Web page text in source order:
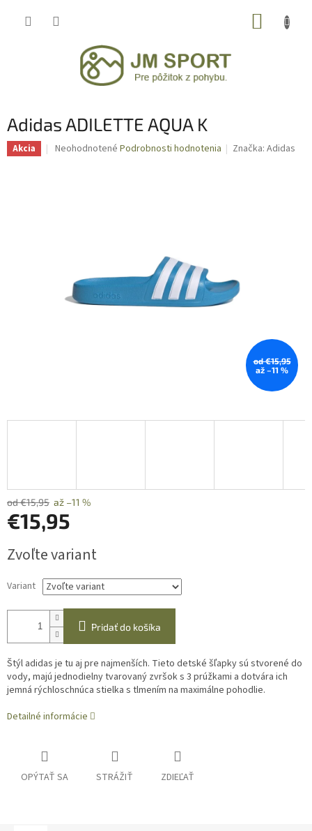
Adidas ADILETTE AQUA K
Akcia
Priemerné
Neohodnotené Podrobnosti hodnotenia Značka:Adidas
od €15,95
až –11 %
od €15,95 až –11 %
€15,95
cena:
Zvoľte variant
Variant
Pridať do košíka
Štýl adidas je tu aj pre najmenších. Tieto detské šľapky sú stvorené do
vody, majú jednodielny tvarovaný zvršok s 3 prúžkami a dotvára ich
jemná rýchloschnúca stielka s tlmením na maximálne pohodlie.
Detailné informácie
OPÝTAŤ SA STRÁŽIŤ ZDIEĽAŤ